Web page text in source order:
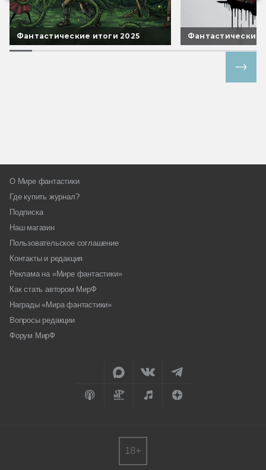
Фантастические итоги 2025 Фантастические
О Мире фантастики
Где купить журнал?
Подписка
Наш магазин
Пользовательское соглашение
Контакты и редакция
Реклама на «Мире фантастики»
Как стать автором МирФ
Награды «Мира фантастики»
Вопросы редакции
Форум МирФ
18+